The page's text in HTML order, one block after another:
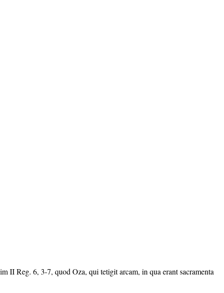
II Reg. 6, 3-7, quod Oza, qui tetigit arcam, in qua erant sacramenta